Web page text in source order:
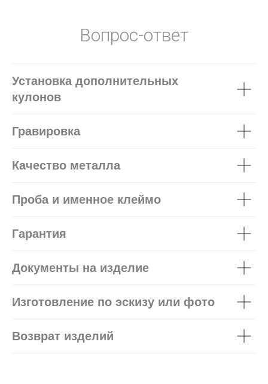
Вопрос-ответ
Установка дополнительных
кулонов
Гравировка
Качество металла
Проба и именное клеймо
Гарантия
Документы на изделие
Изготовление по эскизу или фото
Возврат изделий